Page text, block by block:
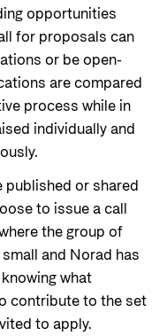
av bistand
samfunn
fra Norad
og
nasjonalt og
vår
opportunities
for proposals can
or be open-
are compared
process while in
individually and
or shared
to issue a call
the group of
and Norad has
what
contribute to the set
to apply.